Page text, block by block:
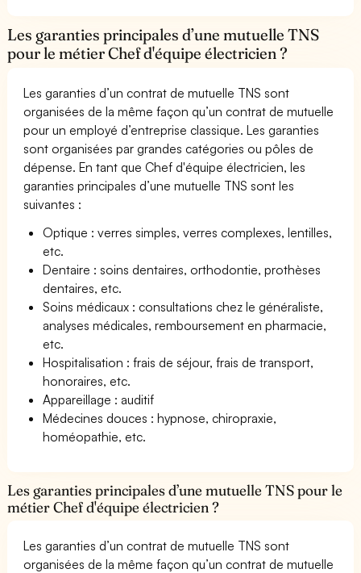
Les garanties principales d’une mutuelle TNS
pour le métier Chef d'équipe électricien ?
Les garanties d’un contrat de mutuelle TNS sont
organisées de la même façon qu’un contrat de mutuelle
pour un employé d’entreprise classique. Les garanties
sont organisées par grandes catégories ou pôles de
dépense. En tant que Chef d'équipe électricien, les
garanties principales d’une mutuelle TNS sont les
suivantes :
Optique : verres simples, verres complexes, lentilles,
etc.
Dentaire : soins dentaires, orthodontie, prothèses
dentaires, etc.
Soins médicaux : consultations chez le généraliste,
analyses médicales, remboursement en pharmacie,
etc.
Hospitalisation : frais de séjour, frais de transport,
honoraires, etc.
Appareillage : auditif
Médecines douces : hypnose, chiropraxie,
homéopathie, etc.
Les garanties principales d’une mutuelle TNS pour le
métier Chef d'équipe électricien ?
Les garanties d’un contrat de mutuelle TNS sont
organisées de la même façon qu’un contrat de mutuelle